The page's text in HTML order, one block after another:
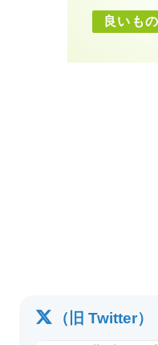
良いも
（旧 Twitter）